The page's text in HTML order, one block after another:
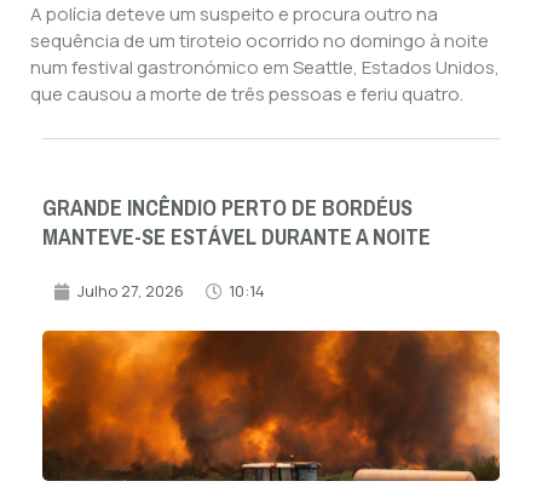
A polícia deteve um suspeito e procura outro na
sequência de um tiroteio ocorrido no domingo à noite
num festival gastronómico em Seattle, Estados Unidos,
que causou a morte de três pessoas e feriu quatro.
GRANDE INCÊNDIO PERTO DE BORDÉUS
MANTEVE-SE ESTÁVEL DURANTE A NOITE
Julho 27, 2026 10:14